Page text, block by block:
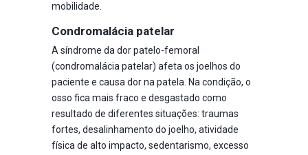
mobilidade.
Condromalácia patelar
A síndrome da dor patelo-femoral
(condromalácia patelar) afeta os joelhos do
paciente e causa dor na patela. Na condição, o
osso fica mais fraco e desgastado como
resultado de diferentes situações: traumas
fortes, desalinhamento do joelho, atividade
física de alto impacto, sedentarismo, excesso